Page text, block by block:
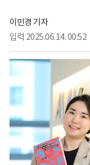
이민경 기자
입력 2025.06.14. 00:52